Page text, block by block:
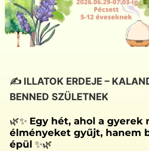
✍️ ILLATOK ERDEJE –
BENNED SZÜLETNEK
🌿✨ Egy hét, ahol a gyerek
élményeket gyűjt, hanem
épül ✨🌿